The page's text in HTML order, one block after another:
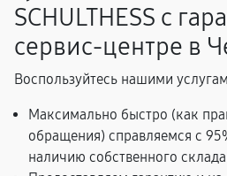
SCHULTHESS с
сервис-центре в
Воспользуйтесь нашими
Максимально быстро (как
обращения) справляемся с
наличию собственного склада